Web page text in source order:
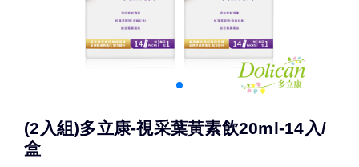
(2入組)多立康-視采葉黃素飲20ml-14入/
盒